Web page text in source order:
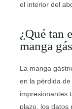
el interior del
¿Qué tan
manga
La manga
en la pérdida
impresionantes
plazo, los datos